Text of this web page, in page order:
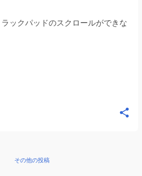
ックパッドのスクロールができな
その他の投稿